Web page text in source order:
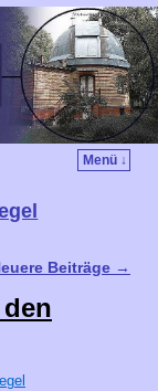
Menü ↓
Beiträge →